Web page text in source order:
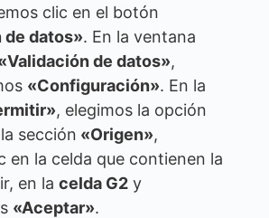
clic en el botón
de datos». En la ventana
de datos»,
«Configuración». En la
, elegimos la opción
sección «Origen»,
en la celda que contienen la
en la celda G2 y
«Aceptar».